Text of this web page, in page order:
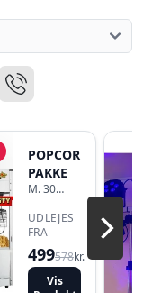
POPCORN
PAKKE
M. 30
UDLEJES
FRA
499578kr.
Vis